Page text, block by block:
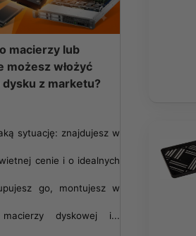
macierzy lub
możesz włożyć
z marketu?
sytuację: znajdujesz w
cenie i o idealnych
go, montujesz w
dyskowej i...